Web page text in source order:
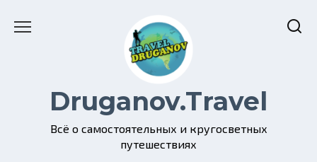
Druganov.Travel
Всё о самостоятельных и кругосветных
путешествиях